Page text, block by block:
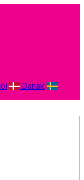
Dansk